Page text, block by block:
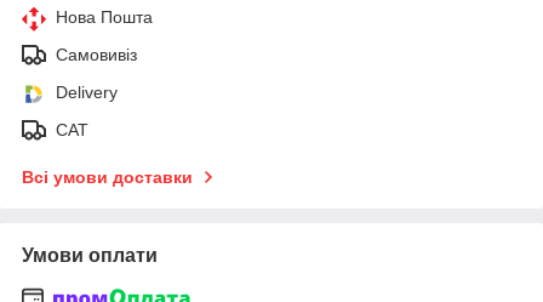
Нова Пошта
Самовивіз
Delivery
САТ
Всі умови доставки
Умови оплати